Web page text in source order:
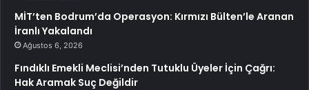
MİT’ten Bodrum’da Operasyon: Kırmızı Bülten’le Aranan
İranlı Yakalandı
Ağustos 6, 2026
Fındıklı Emekli Meclisi’nden Tutuklu Üyeler İçin Çağrı:
Hak Aramak Suç Değildir